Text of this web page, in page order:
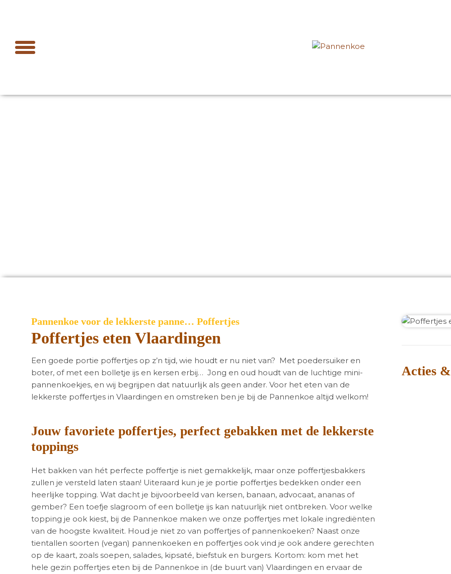
Pannenkoe voor de lekkerste panne… Poffertjes
Poffertjes eten Vlaardingen
Een goede portie poffertjes op z’n tijd, wie houdt er nu niet van? Met poedersuiker en
boter, of met een bolletje ijs en kersen erbij… Jong en oud houdt van de luchtige mini-
pannenkoekjes, en wij begrijpen dat natuurlijk als geen ander. Voor het eten van de
lekkerste poffertjes in Vlaardingen en omstreken ben je bij de Pannenkoe altijd welkom!
Jouw favoriete poffertjes, perfect gebakken met de lekkerste
toppings
Het bakken van hét perfecte poffertje is niet gemakkelijk, maar onze poffertjesbakkers
zullen je versteld laten staan! Uiteraard kun je je portie poffertjes bedekken onder een
heerlijke topping. Wat dacht je bijvoorbeeld van kersen, banaan, advocaat, ananas of
gember? Een toefje slagroom of een bolletje ijs kan natuurlijk niet ontbreken. Voor welke
topping je ook kiest, bij de Pannenkoe maken we onze poffertjes met lokale ingrediënten
van de hoogste kwaliteit. Houd je niet zo van poffertjes of pannenkoeken? Naast onze
tientallen soorten (vegan) pannenkoeken en poffertjes ook vind je ook andere gerechten
op de kaart, zoals soepen, salades, kipsaté, biefstuk en burgers. Kortom: kom met het
hele gezin poffertjes eten bij de Pannenkoe in (de buurt van) Vlaardingen en ervaar de
Acties